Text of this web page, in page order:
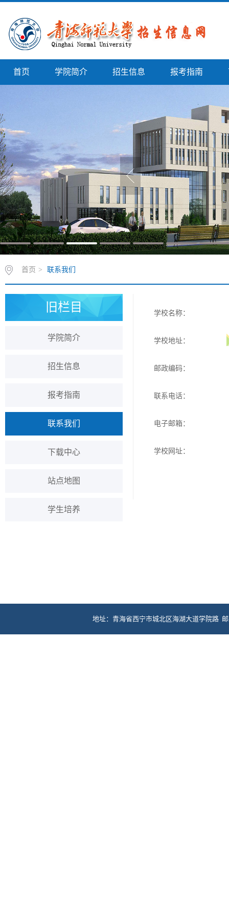
首页 学院简介 招生信息 报考指南
首页 > 联系我们
旧栏目
学院简介
招生信息
报考指南
联系我们
下载中心
站点地图
学生培养
学校名称：
学校地址：
邮政编码：
联系电话：
电子邮箱：
学校网址：
地址：青海省西宁市城北区海湖大道学院路